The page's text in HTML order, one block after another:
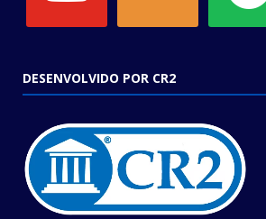
DESENVOLVIDO POR CR2